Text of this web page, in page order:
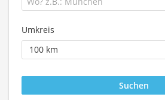
Umkreis